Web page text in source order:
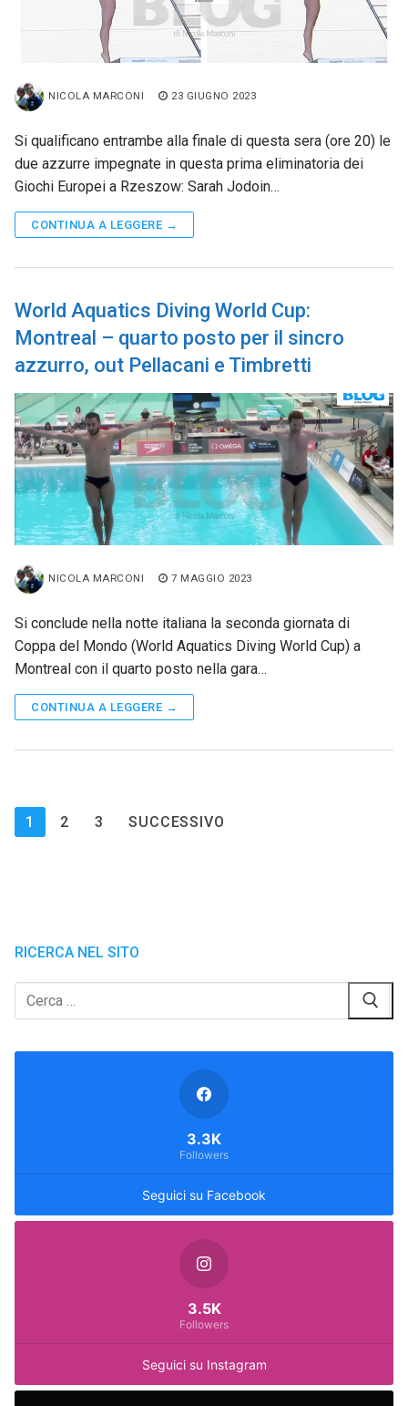
NICOLA MARCONI 23 GIUGNO 2023
Si qualificano entrambe alla finale di questa sera (ore 20) le
due azzurre impegnate in questa prima eliminatoria dei
Giochi Europei a Rzeszow: Sarah Jodoin…
CONTINUA A LEGGERE →
World Aquatics Diving World Cup:
Montreal – quarto posto per il sincro
azzurro, out Pellacani e Timbretti
NICOLA MARCONI 7 MAGGIO 2023
Si conclude nella notte italiana la seconda giornata di
Coppa del Mondo (World Aquatics Diving World Cup) a
Montreal con il quarto posto nella gara…
CONTINUA A LEGGERE →
Paginazione
degli
1 2 3 SUCCESSIVO
RICERCA NEL SITO
Cerca:
Seguici su Facebook
3.3K
Followers
Seguici su Instagram
3.5K
Followers